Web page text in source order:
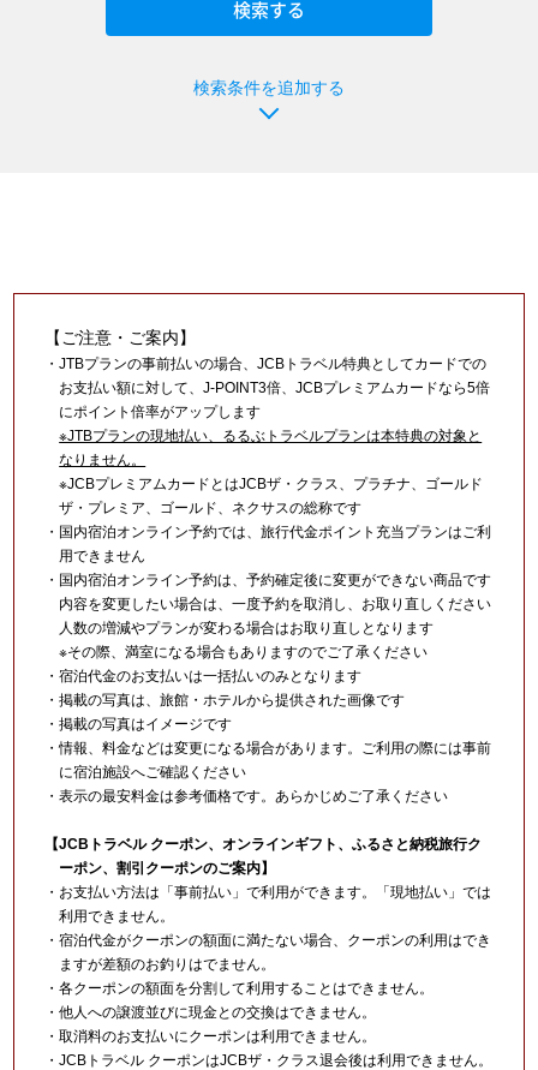
検索条件を追加する
【ご注意・ご案内】
・JTBプランの事前払いの場合、JCBトラベル特典としてカードでの
お支払い額に対して、J-POINT3倍、JCBプレミアムカードなら5倍
にポイント倍率がアップします
※JTBプランの現地払い、るるぶトラベルプランは本特典の対象と
なりません。
※JCBプレミアムカードとはJCBザ・クラス、プラチナ、ゴールド
ザ・プレミア、ゴールド、ネクサスの総称です
・国内宿泊オンライン予約では、旅行代金ポイント充当プランはご利
用できません
・国内宿泊オンライン予約は、予約確定後に変更ができない商品です
内容を変更したい場合は、一度予約を取消し、お取り直しください
人数の増減やプランが変わる場合はお取り直しとなります
※その際、満室になる場合もありますのでご了承ください
・宿泊代金のお支払いは一括払いのみとなります
・掲載の写真は、旅館・ホテルから提供された画像です
・掲載の写真はイメージです
・情報、料金などは変更になる場合があります。ご利用の際には事前
に宿泊施設へご確認ください
・表示の最安料金は参考価格です。あらかじめご了承ください
【JCBトラベル クーポン、オンラインギフト、ふるさと納税旅行ク
ーポン、割引クーポンのご案内】
・お支払い方法は「事前払い」で利用ができます。「現地払い」では
利用できません。
・宿泊代金がクーポンの額面に満たない場合、クーポンの利用はでき
ますが差額のお釣りはでません。
・各クーポンの額面を分割して利用することはできません。
・他人への譲渡並びに現金との交換はできません。
・取消料のお支払いにクーポンは利用できません。
・JCBトラベル クーポンはJCBザ・クラス退会後は利用できません。